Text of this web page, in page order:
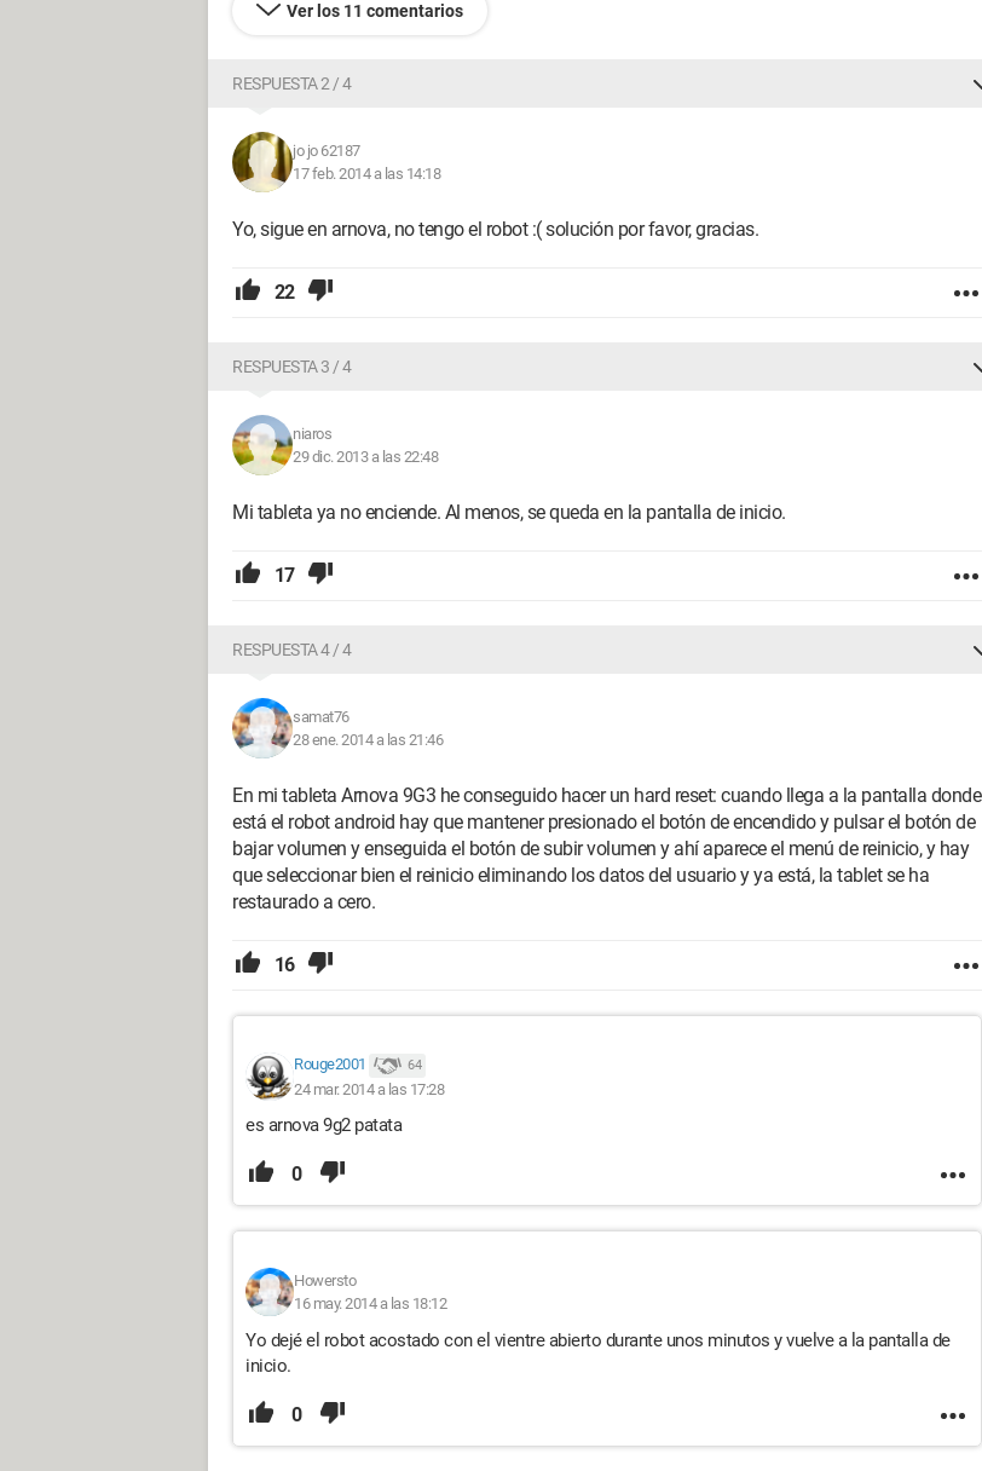
Ver los 11 comentarios
RESPUESTA 2 / 4
jo jo 62187
17 feb. 2014 a las 14:18
Yo, sigue en arnova, no tengo el robot :( solución por favor, gracias.
22
RESPUESTA 3 / 4
niaros
29 dic. 2013 a las 22:48
Mi tableta ya no enciende. Al menos, se queda en la pantalla de inicio.
17
RESPUESTA 4 / 4
samat76
28 ene. 2014 a las 21:46
En mi tableta Arnova 9G3 he conseguido hacer un hard reset: cuando llega a la pantalla donde
está el robot android hay que mantener presionado el botón de encendido y pulsar el botón de
bajar volumen y enseguida el botón de subir volumen y ahí aparece el menú de reinicio, y hay
que seleccionar bien el reinicio eliminando los datos del usuario y ya está, la tablet se ha
restaurado a cero.
16
Rouge2001 64
24 mar. 2014 a las 17:28
es arnova 9g2 patata
0
Howersto
16 may. 2014 a las 18:12
Yo dejé el robot acostado con el vientre abierto durante unos minutos y vuelve a la pantalla de
inicio.
0